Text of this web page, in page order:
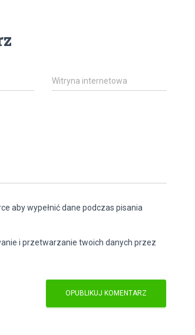
Witryna internetowa
aby wypełnić dane podczas pisania
i przetwarzanie twoich danych przez